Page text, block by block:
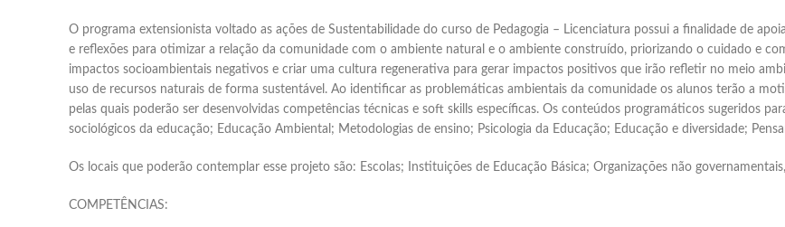
O programa extensionista voltado as ações de Sustentabilidade do curso de Pedagogia – Licenciatura possui a finalidade de
e reflexões para otimizar a relação da comunidade com o ambiente natural e o ambiente construído, priorizando o cuidado e
impactos socioambientais negativos e criar uma cultura regenerativa para gerar impactos positivos que irão refletir no meio
uso de recursos naturais de forma sustentável. Ao identificar as problemáticas ambientais da comunidade os alunos terão a
pelas quais poderão ser desenvolvidas competências técnicas e soft skills específicas. Os conteúdos programáticos sugeridos
sociológicos da educação; Educação Ambiental; Metodologias de ensino; Psicologia da Educação; Educação e diversidade;
Os locais que poderão contemplar esse projeto são: Escolas; Instituições de Educação Básica; Organizações não
COMPETÊNCIAS: